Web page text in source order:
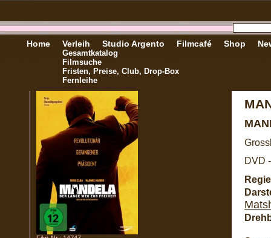
Home Verleih
Gesamtkatalog
Filmsuche
Fristen, Preise, Club, Drop-Box
Fernleihe
Studio Argento Filmcafé Shop
DVD